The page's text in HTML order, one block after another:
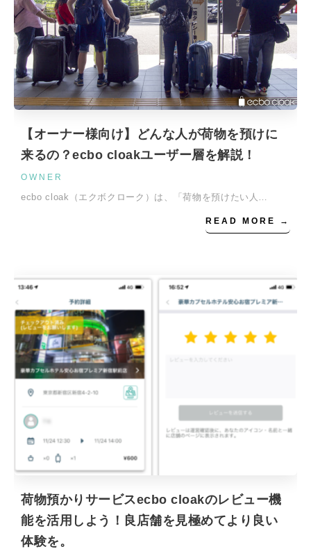
【オーナー様向け】どんな人が荷物を預けに
来るの？ecbo cloakユーザー層を解説！
OWNER
ecbo cloak（エクボクローク）は、「荷物を預けたい人…
READ MORE →
荷物預かりサービスecbo cloakのレビュー機
能を活用しよう！良店舗を見極めてより良い
体験を。